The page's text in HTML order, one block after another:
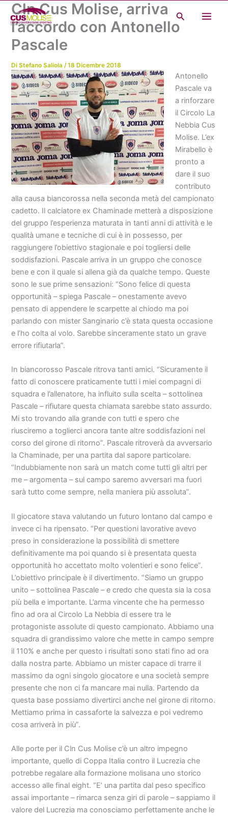
contenuto
Cerca
Cln Cus Molise, arriva
l’accordo con Antonello
Pascale
DiStefano Saliola/18 Dicembre 2018
Antonello
Pascale va
a rinforzare
il Circolo La
Nebbia Cus
Molise. L’ex
Mirabello è
pronto a
dare il suo
contributo
alla causa biancorossa nella seconda metà del campionato
cadetto. Il calciatore ex Chaminade metterà a disposizione
del gruppo l’esperienza maturata in tanti anni di attività e le
qualità umane e tecniche di cui è in possesso, per
raggiungere l’obiettivo stagionale e poi togliersi delle
soddisfazioni. Pascale arriva in un gruppo che conosce
bene e con il quale si allena già da qualche tempo. Queste
sono le sue prime sensazioni: “Sono felice di questa
opportunità – spiega Pascale – onestamente avevo
pensato di appendere le scarpette al chiodo ma poi
parlando con mister Sanginario c’è stata questa occasione
e l’ho colta al volo. Sarebbe sinceramente stato un grave
errore rifiutarla”.
In biancorosso Pascale ritrova tanti amici. “Sicuramente il
fatto di conoscere praticamente tutti i miei compagni di
squadra e l’allenatore, ha influito sulla scelta – sottolinea
Pascale – rifiutare questa chiamata sarebbe stato assurdo.
Mi sto trovando alla grande con tutti e spero che
riusciremo a toglierci ancora tante altre soddisfazioni nel
corso del girone di ritorno”. Pascale ritroverà da avversario
la Chaminade, per una partita dal sapore particolare.
“Indubbiamente non sarà un match come tutti gli altri per
me – argomenta – sul campo saremo avversari ma fuori
sarà tutto come sempre, nella maniera più assoluta”.
Il giocatore stava valutando un futuro lontano dal campo e
invece ci ha ripensato. “Per questioni lavorative avevo
preso in considerazione la possibilità di smettere
definitivamente ma poi quando si è presentata questa
opportunità ho accettato molto volentieri e sono felice”.
L’obiettivo principale è il divertimento. “Siamo un gruppo
unito – sottolinea Pascale – e credo che questa sia la cosa
più bella e importante. L’arma vincente che ha permesso
fino ad ora al Circolo La Nebbia di essere tra le
protagoniste assolute di questo campionato. Abbiamo una
squadra di grandissimo valore che mette in campo sempre
il 110% e anche per questo i risultati sono stati fino ad ora
dalla nostra parte. Abbiamo un mister capace di trarre il
massimo da ogni singolo giocatore e una società sempre
presente che non ci fa mancare mai nulla. Partendo da
questa base possiamo divertirci anche nel girone di ritorno.
Mettiamo prima in cassaforte la salvezza e poi vedremo
cosa arriverà in più”.
Alle porte per il Cln Cus Molise c’è un altro impegno
importante, quello di Coppa Italia contro il Lucrezia che
potrebbe regalare alla formazione molisana uno storico
accesso alle final eight. “E’ una partita dal peso specifico
assai importante – rimarca senza giri di parole – sappiamo il
valore del Lucrezia ma conosciamo perfettamente anche le